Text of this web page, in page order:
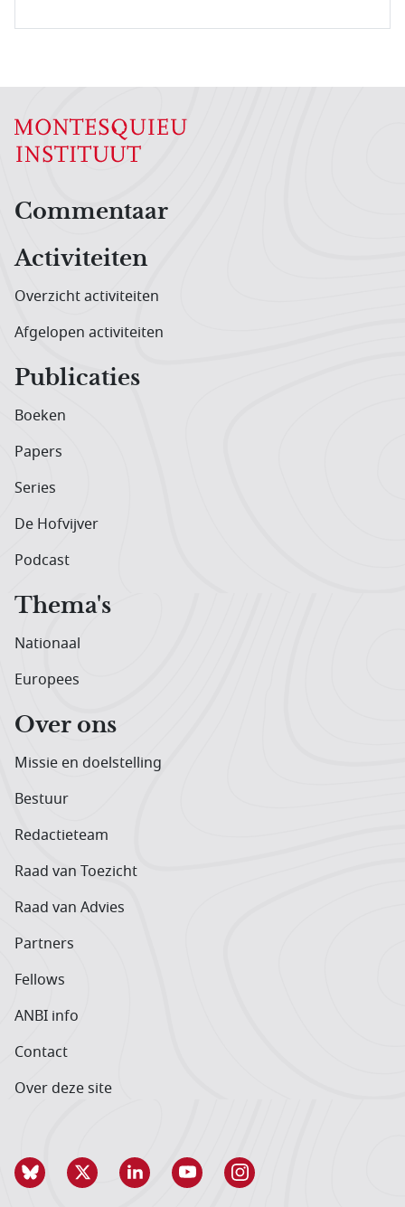
Hoofdnavigatiemenu
Commentaar
Activiteiten
Overzicht activiteiten
Afgelopen activiteiten
Publicaties
Boeken
Papers
Series
De Hofvijver
Podcast
Thema's
Nationaal
Europees
Over ons
Missie en doelstelling
Bestuur
Redactieteam
Raad van Toezicht
Raad van Advies
Partners
Fellows
ANBI info
Contact
Over deze site